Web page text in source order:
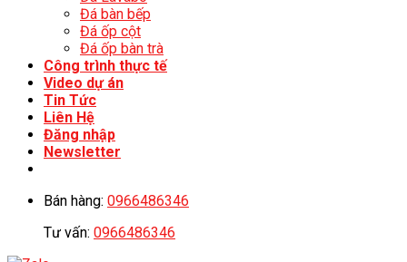
Đá bàn bếp
Đá ốp cột
Đá ốp bàn trà
Công trình thực tế
Video dự án
Tin Tức
Liên Hệ
Đăng nhập
Newsletter
Bán hàng: 0966486346
Tư vấn: 0966486346